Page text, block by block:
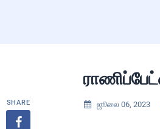
 ஜூலை 06, 2023
SHARE
